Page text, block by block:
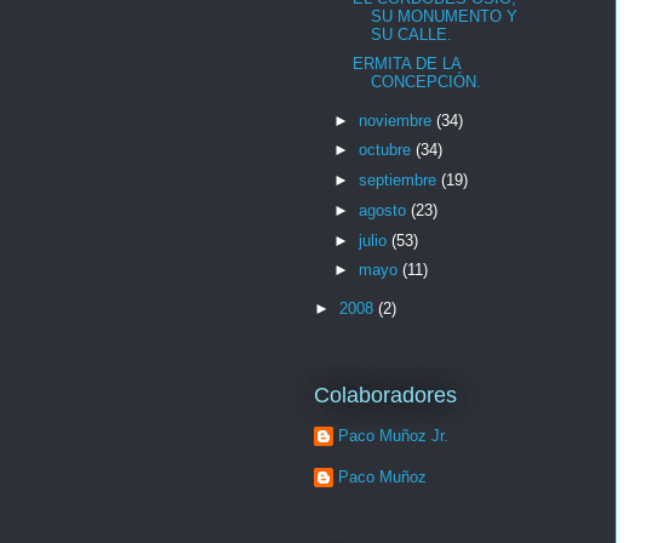
SU MONUMENTO Y
SU CALLE.
ERMITA DE LA
CONCEPCIÓN.
► noviembre (34)
► octubre (34)
► septiembre (19)
► agosto (23)
► julio (53)
► mayo (11)
► 2008 (2)
Colaboradores
Paco Muñoz Jr.
Paco Muñoz